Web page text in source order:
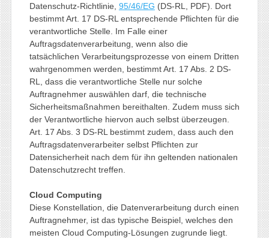
Datenschutz-Richtlinie, 95/46/EG (DS-RL, PDF). Dort
bestimmt Art. 17 DS-RL entsprechende Pflichten für die
verantwortliche Stelle. Im Falle einer
Auftragsdatenverarbeitung, wenn also die
tatsächlichen Verarbeitungsprozesse von einem Dritten
wahrgenommen werden, bestimmt Art. 17 Abs. 2 DS-
RL, dass die verantwortliche Stelle nur solche
Auftragnehmer auswählen darf, die technische
Sicherheitsmaßnahmen bereithalten. Zudem muss sich
der Verantwortliche hiervon auch selbst überzeugen.
Art. 17 Abs. 3 DS-RL bestimmt zudem, dass auch den
Auftragsdatenverarbeiter selbst Pflichten zur
Datensicherheit nach dem für ihn geltenden nationalen
Datenschutzrecht treffen.
Cloud Computing
Diese Konstellation, die Datenverarbeitung durch einen
Auftragnehmer, ist das typische Beispiel, welches den
meisten Cloud Computing-Lösungen zugrunde liegt.